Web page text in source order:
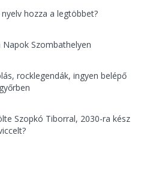
hozza a legtöbbet?
Szombathelyen
rocklegendák, ingyen belépő
Szopkó Tiborral, 2030-ra kész